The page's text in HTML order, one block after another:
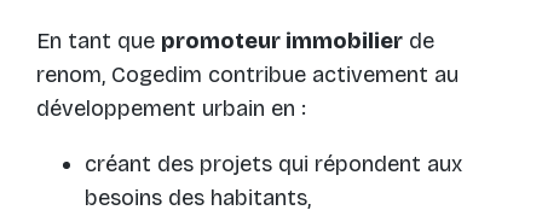
En tant que promoteur immobilier de
renom, Cogedim contribue activement au
développement urbain en :
créant des projets qui répondent aux
besoins des habitants,